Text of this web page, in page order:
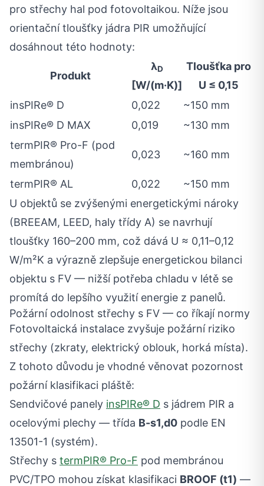
pro střechy hal pod fotovoltaikou. Níže jsou
orientační tloušťky jádra PIR umožňující
dosáhnout této hodnoty:
Produkt
λD
[W/(m·K)]
Tloušťka pro
U ≤ 0,15
insPIRe® D
0,022
~150 mm
insPIRe® D MAX
0,019
~130 mm
termPIR® Pro-F (pod
membránou)
0,023 ~160 mm
termPIR® AL 0,022
~150 mm
U objektů se zvýšenými energetickými nároky
(BREEAM, LEED, haly třídy A) se navrhují
tloušťky 160–200 mm, což dává U ≈ 0,11–0,12
W/m²K a výrazně zlepšuje energetickou bilanci
objektu s FV — nižší potřeba chladu v létě se
promítá do lepšího využití energie z panelů.
Požární odolnost střechy s FV — co říkají normy
Fotovoltaická instalace zvyšuje požární riziko
střechy (zkraty, elektrický oblouk, horká místa).
Z tohoto důvodu je vhodné věnovat pozornost
požární klasifikaci pláště:
Sendvičové panely insPIRe® D s jádrem PIR a
ocelovými plechy — třída B-s1,d0 podle EN
13501-1 (systém).
Střechy s termPIR® Pro-F pod membránou
PVC/TPO mohou získat klasifikaci BROOF (t1) —